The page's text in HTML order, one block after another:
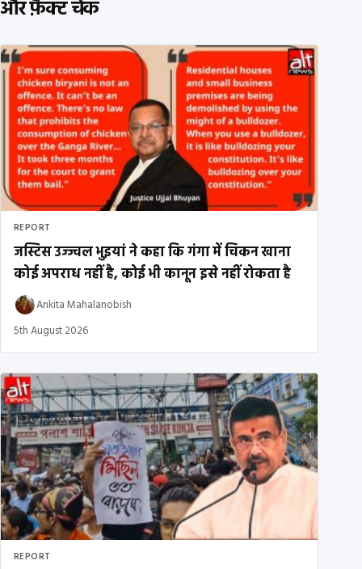
और फ़ैक्ट चेक
REPORT
जस्टिस उज्ज्वल भुइयां ने कहा कि गंगा में चिकन खाना
कोई अपराध नहीं है, कोई भी कानून इसे नहीं रोकता है
Ankita Mahalanobish
5th August 2026
REPORT